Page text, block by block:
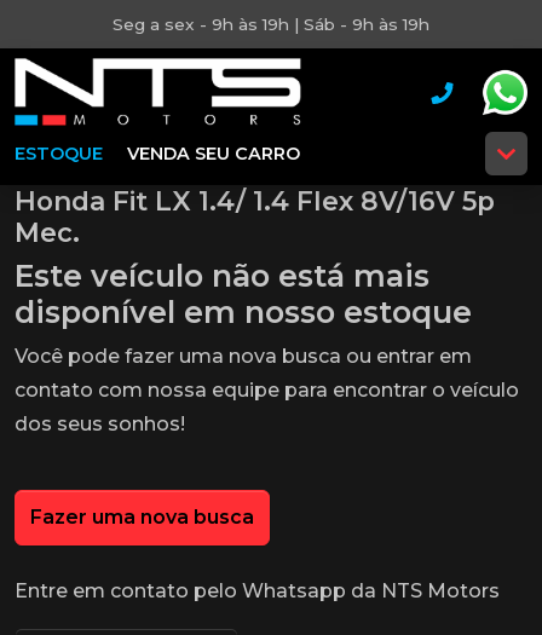
Seg a sex - 9h às 19h | Sáb - 9h às 19h
ESTOQUE VENDA SEU CARRO
Honda Fit LX 1.4/ 1.4 Flex 8V/16V 5p
Mec.
Este veículo não está mais
disponível em nosso estoque
Você pode fazer uma nova busca ou entrar em
contato com nossa equipe para encontrar o veículo
dos seus sonhos!
Fazer uma nova busca
Entre em contato pelo Whatsapp da NTS Motors